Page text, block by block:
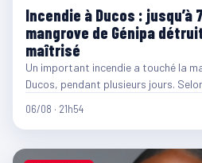
Incendie à Ducos : jusqu’à
mangrove de Génipa
maîtrisé
Un important incendie a touché la
Ducos, pendant plusieurs jours.
06/08 · 21h54